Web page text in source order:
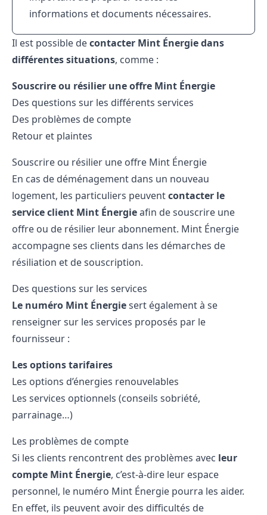
informations et documents nécessaires.
Il est possible decontacter Mint Énergie dans
différentes situations, comme :
Souscrire ou résilier une offre Mint Énergie
Des questions sur les différents services
Des problèmes de compte
Retour et plaintes
Souscrire ou résilier une offre Mint Énergie
En cas de déménagement dans un nouveau
logement, les particuliers peuventcontacter le
service client Mint Énergieafin de souscrire une
offre ou de résilier leur abonnement. Mint Énergie
accompagne ses clients dans les démarches de
résiliation et de souscription.
Des questions sur les services
Le numéro Mint Énergiesert également à se
renseigner sur les services proposés par le
fournisseur :
Les options tarifaires
Les options d’énergies renouvelables
Les services optionnels (conseils sobriété,
parrainage…)
Les problèmes de compte
Si les clients rencontrent des problèmes avec leur
compte Mint Énergie, c’est-à-dire leur espace
personnel, le numéro Mint Énergie pourra les aider.
En effet, ils peuvent avoir des difficultés de